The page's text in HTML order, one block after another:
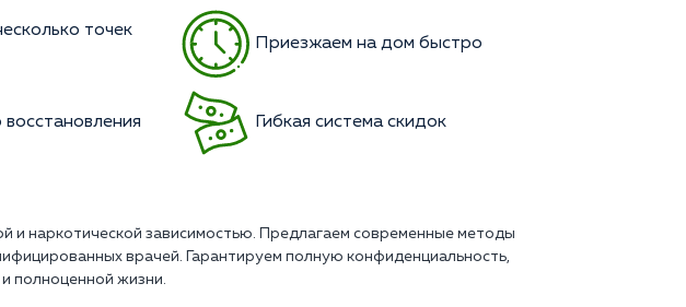
точек
Приезжаем на дом быстро
Гибкая система скидок
и наркотической зависимостью. Предлагаем современные методы
врачей. Гарантируем полную конфиденциальность,
полноценной жизни.